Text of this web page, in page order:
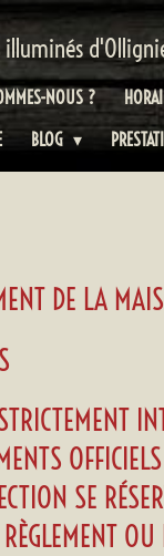
illuminés
NOUS ?
BLOG
DE LA
SE